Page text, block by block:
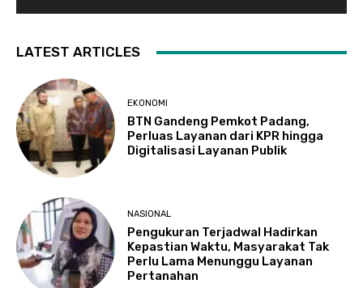
LATEST ARTICLES
EKONOMI
BTN Gandeng Pemkot Padang,
Perluas Layanan dari KPR hingga
Digitalisasi Layanan Publik
NASIONAL
Pengukuran Terjadwal Hadirkan
Kepastian Waktu, Masyarakat Tak
Perlu Lama Menunggu Layanan
Pertanahan